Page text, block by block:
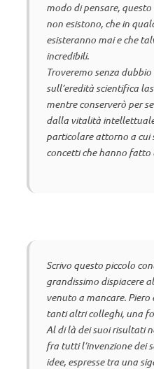
modo di pensare,
non esistono, che in
esisteranno mai e che
incredibili.
Troveremo senza
sull’eredità scientifica
mentre conserverò per
dalla vitalità
particolare attorno a cui
concetti che hanno fatto
Scrivo questo piccolo
grandissimo dispiacere
venuto a mancare. Piero
tanti altri colleghi, una
Al di là dei suoi risultati
fra tutti l’invenzione dei
idee, espresse tra una